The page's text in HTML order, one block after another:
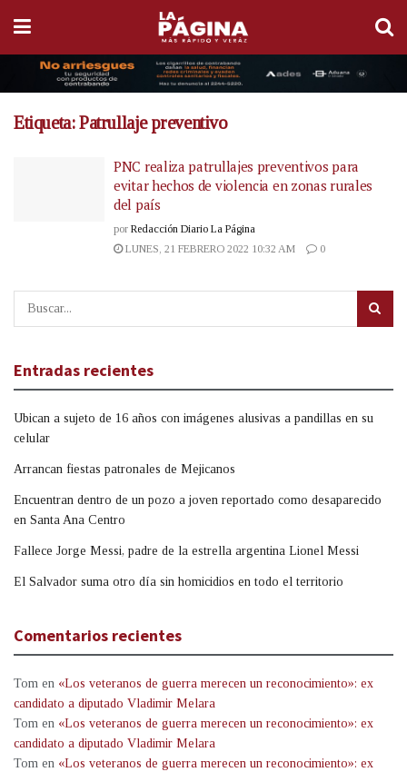
Etiqueta:Patrullaje preventivo
PNC realiza patrullajes preventivos para
evitar hechos de violencia en zonas rurales
del país
por Redacción Diario La Página
LUNES, 21 FEBRERO 2022 10:32 AM
0
Entradas recientes
Ubican a sujeto de 16 años con imágenes alusivas a pandillas en su
celular
Arrancan fiestas patronales de Mejicanos
Encuentran dentro de un pozo a joven reportado como desaparecido
en Santa Ana Centro
Fallece Jorge Messi, padre de la estrella argentina Lionel Messi
El Salvador suma otro día sin homicidios en todo el territorio
Comentarios recientes
Tom en «Los veteranos de guerra merecen un reconocimiento»: ex
candidato a diputado Vladimir Melara
Tom en «Los veteranos de guerra merecen un reconocimiento»: ex
candidato a diputado Vladimir Melara
Tom en «Los veteranos de guerra merecen un reconocimiento»: ex